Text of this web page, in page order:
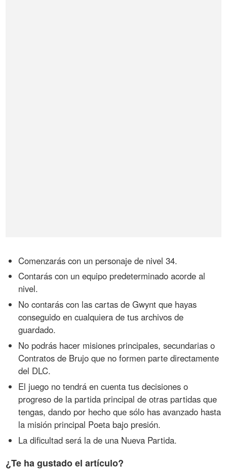
Comenzarás con un personaje de nivel 34.
Contarás con un equipo predeterminado acorde al
nivel.
No contarás con las cartas de Gwynt que hayas
conseguido en cualquiera de tus archivos de
guardado.
No podrás hacer misiones principales, secundarias o
Contratos de Brujo que no formen parte directamente
del DLC.
El juego no tendrá en cuenta tus decisiones o
progreso de la partida principal de otras partidas que
tengas, dando por hecho que sólo has avanzado hasta
la misión principal Poeta bajo presión.
La dificultad será la de una Nueva Partida.
¿Te ha gustado el artículo?